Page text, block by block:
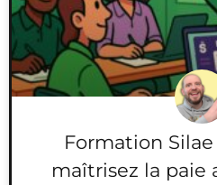
Formation Silae
maîtrisez la paie